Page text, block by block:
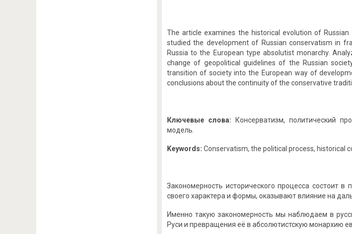
The article examines the historical evolution of
studied the development of Russian conservatism in
Russia to the European type absolutist monarchy.
change of geopolitical guidelines of the Russian
transition of society into the European way of
conclusions about the continuity of the conservative
Ключевые слова: Консерватизм, политический
модель.
Keywords: Conservatism, the political process, historical
Закономерность исторического процесса состоит
своего характера и формы, оказывают влияние на
Именно такую закономерность мы наблюдаем в
Руси и превращения её в абсолютистскую монархию